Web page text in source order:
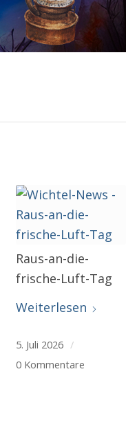
Raus-an-die-
frische-Luft-Tag
Weiterlesen
5. Juli 2026 /
0 Kommentare